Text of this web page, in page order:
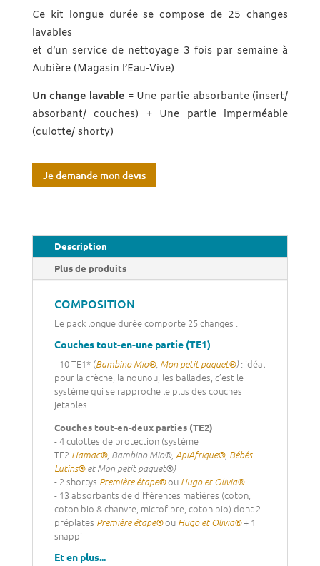
Ce kit longue durée se compose de 25 changes
lavables
et d’un service de nettoyage 3 fois par semaine à
Aubière (Magasin l’Eau-Vive)
Un change lavable =Une partie absorbante (insert/
absorbant/ couches) + Une partie imperméable
(culotte/ shorty)
Je demande mon devis
Description
Plus de produits
COMPOSITION
Le pack longue durée comporte 25 changes :
Couches tout-en-une partie (TE1)
- 10 TE1* (Bambino Mio®, Mon petit paquet®): idéal
pour la crèche, la nounou, les ballades, c’est le
système qui se rapproche le plus des couches
jetables
Couches tout-en-deux parties (TE2)
- 4 culottes de protection (système
TE2 Hamac®, Bambino Mio®, ApiAfrique®, Bébés
Lutins®et Mon petit paquet®)
- 2 shortys Première étape®ou Hugo et Olivia®
- 13 absorbants de différentes matières (coton,
coton bio & chanvre, microfibre, coton bio) dont 2
préplates Première étape®ou Hugo et Olivia®+ 1
snappi
Et en plus...